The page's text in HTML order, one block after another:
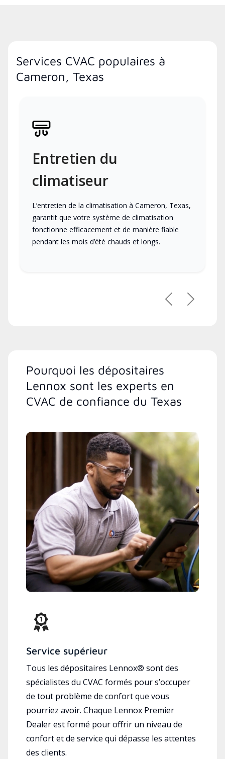
Services CVAC populaires à
Cameron, Texas
Entretien du
climatiseur
L’entretien de la climatisation à Cameron, Texas,
garantit que votre système de climatisation
fonctionne efficacement et de manière fiable
pendant les mois d’été chauds et longs.
PrécédentSuivant
Pourquoi les dépositaires
Lennox sont les experts en
CVAC de confiance du Texas
Service supérieur
Tous les dépositaires Lennox® sont des
spécialistes du CVAC formés pour s’occuper
de tout problème de confort que vous
pourriez avoir. Chaque Lennox Premier
Dealer est formé pour offrir un niveau de
confort et de service qui dépasse les attentes
des clients.